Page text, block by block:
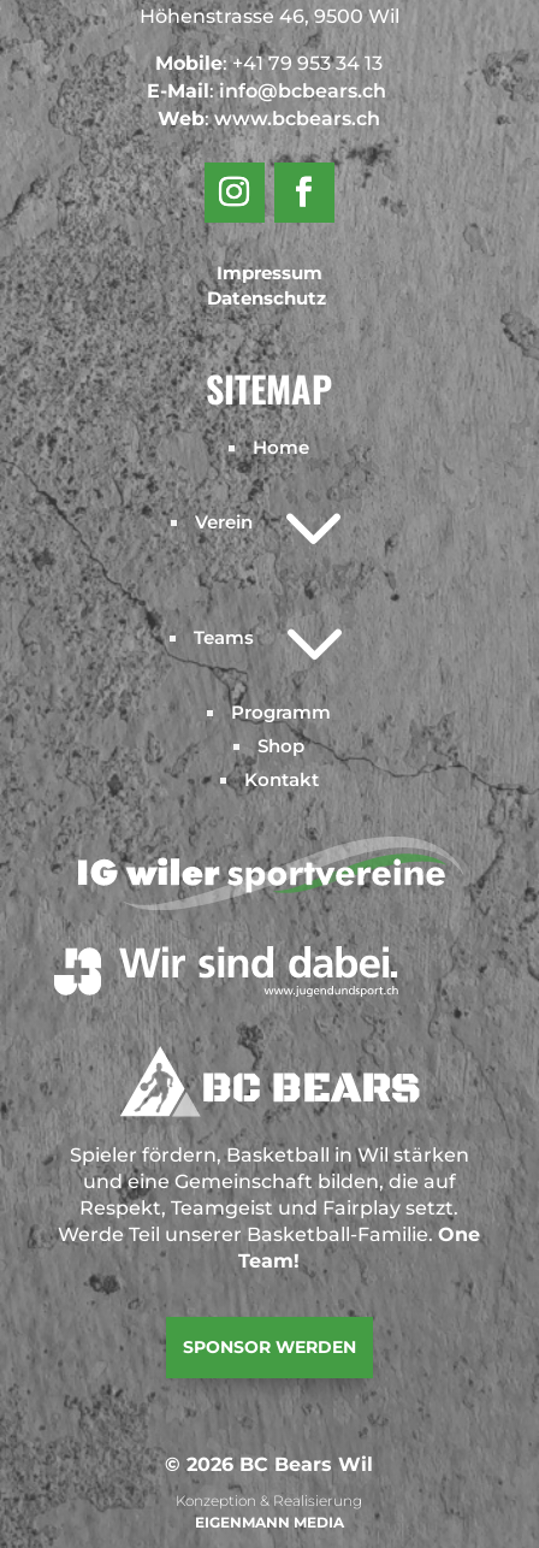
Höhenstrasse 46, 9500 Wil
Mobile: +41 79 953 34 13
E-Mail:info@bcbears.ch
Web:www.bcbears.ch
Impressum
Datenschutz
SITEMAP
Home
Verein3
Teams3
Programm
Shop
Kontakt
Spieler fördern, Basketball in Wil stärken
und eine Gemeinschaft bilden, die auf
Respekt, Teamgeist und Fairplay setzt.
Werde Teil unserer Basketball-Familie.One
Team!
SPONSOR WERDEN
© 2026 BC Bears Wil
Konzeption & Realisierung
EIGENMANN MEDIA